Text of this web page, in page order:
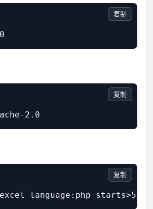
复制
复制
复制